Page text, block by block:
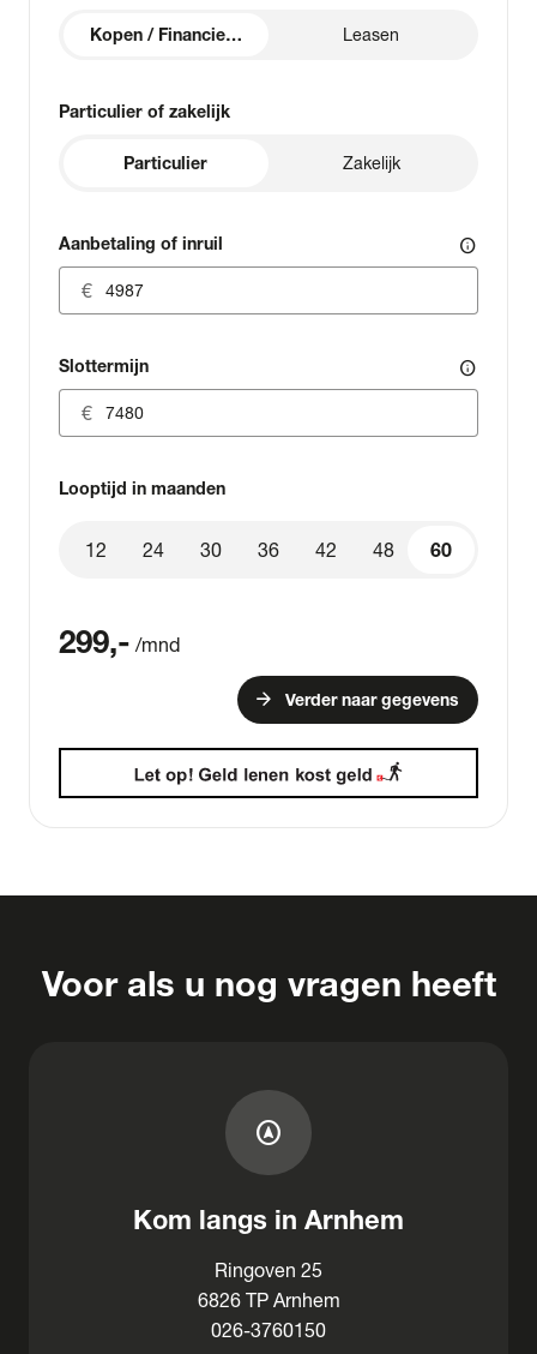
Kopen / Financieren Leasen
Particulier of zakelijk
Particulier Zakelijk
Aanbetaling of inruil info
Slottermijn info
Looptijd in maanden
60
12 24 30 36 42 48 60
299,- /mnd
arrow_forward Verder naar gegevens
Voor als u nog vragen heeft
assistant_navigation
Kom langs in Arnhem
Ringoven 25
6826 TP Arnhem
026-3760150